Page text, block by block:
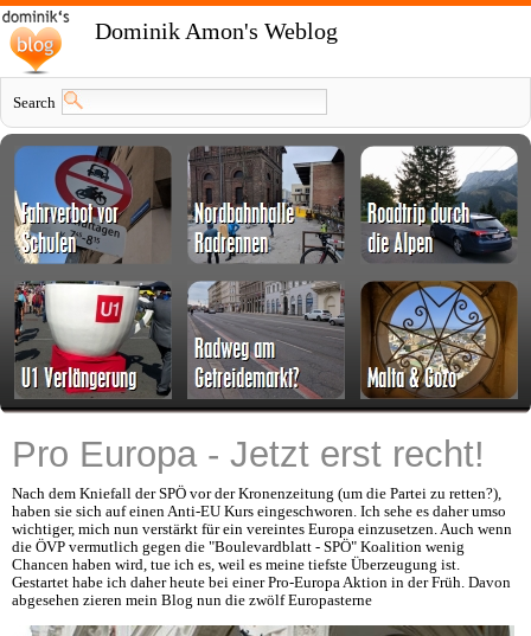
Dominik Amon's Weblog
Search
Pro Europa - Jetzt erst recht!
Nach dem Kniefall der SPÖ vor der Kronenzeitung (um die Partei zu retten?),
haben sie sich auf einen Anti-EU Kurs eingeschworen. Ich sehe es daher umso
wichtiger, mich nun verstärkt für ein vereintes Europa einzusetzen. Auch wenn
die ÖVP vermutlich gegen die "Boulevardblatt - SPÖ" Koalition wenig
Chancen haben wird, tue ich es, weil es meine tiefste Überzeugung ist.
Gestartet habe ich daher heute bei einer Pro-Europa Aktion in der Früh. Davon
abgesehen zieren mein Blog nun die zwölf Europasterne